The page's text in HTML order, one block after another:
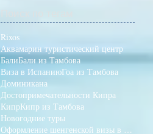
Rixos
Аквамарин туристический центр
БалиБали из Тамбова
Виза в ИспаниюГоа из Тамбова
Доминикана
Достопримечательности Кипра
КипрКипр из Тамбова
Новогодние туры